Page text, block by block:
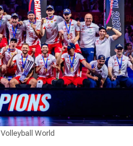
Volleyball World